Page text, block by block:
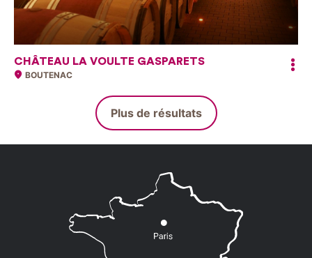
CHÂTEAU LA VOULTE GASPARETS
BOUTENAC
Plus de résultats